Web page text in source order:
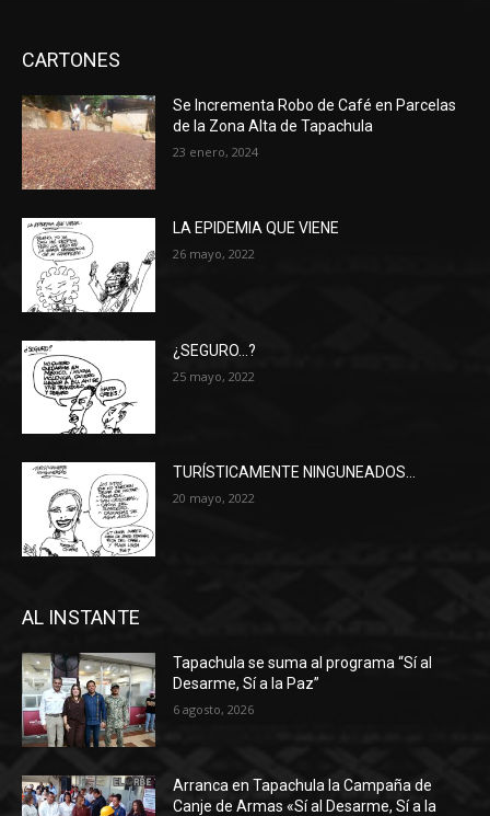
CARTONES
Se Incrementa Robo de Café en Parcelas
de la Zona Alta de Tapachula
23 enero, 2024
LA EPIDEMIA QUE VIENE
26 mayo, 2022
¿SEGURO…?
25 mayo, 2022
TURÍSTICAMENTE NINGUNEADOS…
20 mayo, 2022
AL INSTANTE
Tapachula se suma al programa “Sí al
Desarme, Sí a la Paz”
6 agosto, 2026
Arranca en Tapachula la Campaña de
Canje de Armas «Sí al Desarme, Sí a la